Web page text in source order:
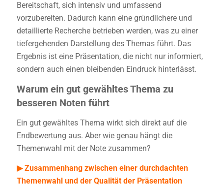
Bereitschaft, sich intensiv und umfassend
vorzubereiten. Dadurch kann eine gründlichere und
detaillierte Recherche betrieben werden, was zu einer
tiefergehenden Darstellung des Themas führt. Das
Ergebnis ist eine Präsentation, die nicht nur informiert,
sondern auch einen bleibenden Eindruck hinterlässt.
Warum ein gut gewähltes Thema zu
besseren Noten führt
Ein gut gewähltes Thema wirkt sich direkt auf die
Endbewertung aus. Aber wie genau hängt die
Themenwahl mit der Note zusammen?
▶ Zusammenhang zwischen einer durchdachten
Themenwahl und der Qualität der Präsentation